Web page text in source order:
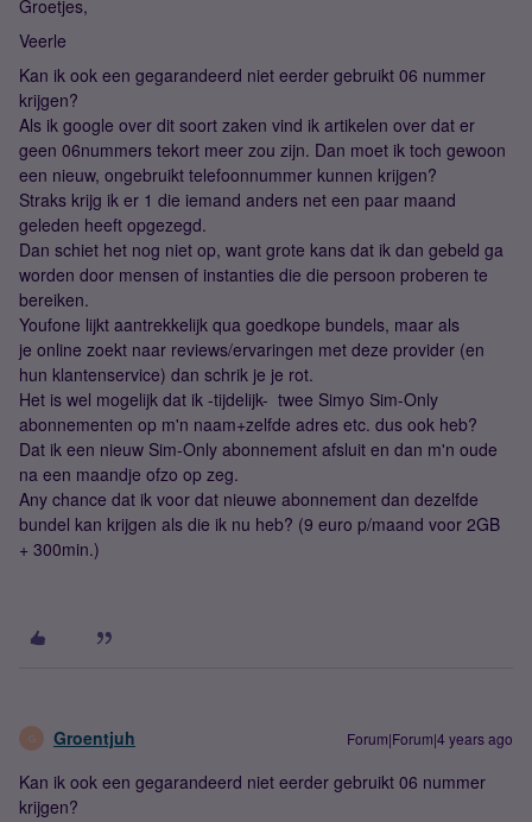
Groetjes,
Veerle
Kan ik ook een gegarandeerd niet eerder gebruikt 06 nummer
krijgen?
Als ik google over dit soort zaken vind ik artikelen over dat er
geen 06nummers tekort meer zou zijn. Dan moet ik toch gewoon
een nieuw, ongebruikt telefoonnummer kunnen krijgen?
Straks krijg ik er 1 die iemand anders net een paar maand
geleden heeft opgezegd.
Dan schiet het nog niet op, want grote kans dat ik dan gebeld ga
worden door mensen of instanties die die persoon proberen te
bereiken.
Youfone lijkt aantrekkelijk qua goedkope bundels, maar als
je online zoekt naar reviews/ervaringen met deze provider (en
hun klantenservice) dan schrik je je rot.
Het is wel mogelijk dat ik -tijdelijk- twee Simyo Sim-Only
abonnementen op m'n naam+zelfde adres etc. dus ook heb?
Dat ik een nieuw Sim-Only abonnement afsluit en dan m'n oude
na een maandje ofzo op zeg.
Any chance dat ik voor dat nieuwe abonnement dan dezelfde
bundel kan krijgen als die ik nu heb? (9 euro p/maand voor 2GB
+ 300min.)
G Groentjuh Forum|Forum|4 years ago
Kan ik ook een gegarandeerd niet eerder gebruikt 06 nummer
krijgen?